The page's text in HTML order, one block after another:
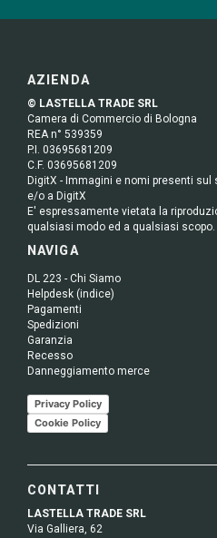
AZIENDA
© LASTELLA TRADE SRL
Camera di Commercio di Bologna
REA n° 539359
P.I. 03695681209
C.F. 03695681209
DigitX - Immagini e nomi presenti sul
e/o a DigitX
E' espressamente vietata la
qualsiasi modo ed a qualsiasi scopo.
NAVIGA
DL 223 - Chi Siamo
Helpdesk (indice)
Pagamenti
Spedizioni
Garanzia
Recesso
Danneggiamento merce
Privacy Policy
Cookie Policy
CONTATTI
LASTELLA TRADE SRL
Via Galliera, 62